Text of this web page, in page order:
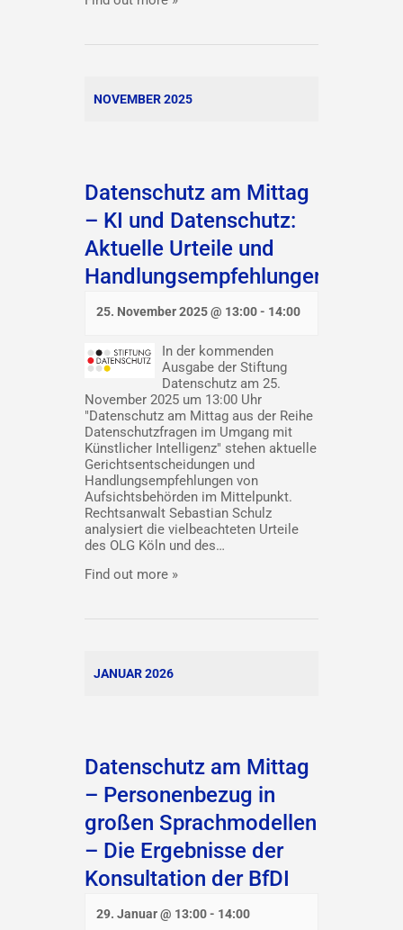
NOVEMBER 2025
Datenschutz am Mittag
– KI und Datenschutz:
Aktuelle Urteile und
Handlungsempfehlungen
25. November 2025 @ 13:00- 14:00
In der kommenden
Ausgabe der Stiftung
Datenschutz am 25.
November 2025 um 13:00 Uhr
"Datenschutz am Mittag aus der Reihe
Datenschutzfragen im Umgang mit
Künstlicher Intelligenz" stehen aktuelle
Gerichtsentscheidungen und
Handlungsempfehlungen von
Aufsichtsbehörden im Mittelpunkt.
Rechtsanwalt Sebastian Schulz
analysiert die vielbeachteten Urteile
des OLG Köln und des…
Find out more »
JANUAR 2026
Datenschutz am Mittag
– Personenbezug in
großen Sprachmodellen
– Die Ergebnisse der
Konsultation der BfDI
29. Januar @ 13:00- 14:00